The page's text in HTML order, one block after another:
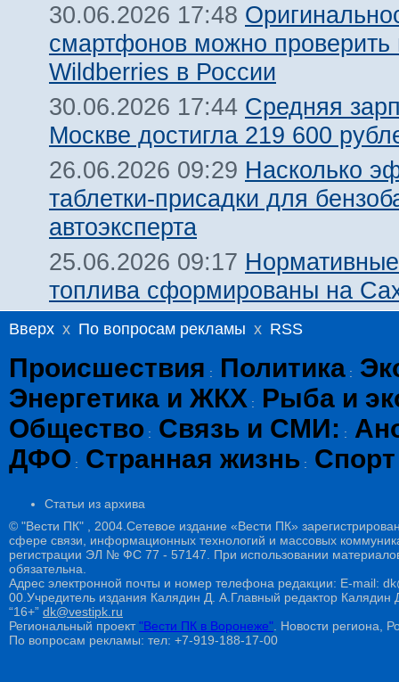
30.06.2026 17:48
смартфонов можно проверить
Wildberries в России
30.06.2026 17:44 Средняя
Москве достигла 219 600
26.06.2026 09:29 Насколько
таблетки-присадки для
автоэксперта
25.06.2026 09:17
топлива сформированы на
Вверх x По вопросам рекламы x RSS
Происшествия : Политика :
Энергетика и ЖКХ :
Рыба и
Общество : Связь и СМИ: :
ДФО : Странная жизнь : Спорт
Статьи из архива
© "Вести ПК" , 2004.Сетевое издание «Вести ПК»
сфере связи, информационных технологий и массовых
регистрации ЭЛ № ФС 77 - 57147. При использовании
обязательна.
Адрес электронной почты и номер телефона редакции: E-mail:
00.Учредитель издания Калядин Д. А.Главный редактор
“16+” dk@vestipk.ru
Региональный проект"Вести ПК в Воронеже" . Новости региона,
По вопросам рекламы: тел: +7-919-188-17-00